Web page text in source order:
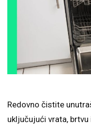
Redovno čistite
uključujući vrata,